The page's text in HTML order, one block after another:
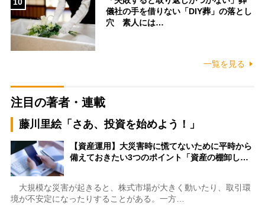
儀社の手を借りない「DIY葬」の落とし
穴 素人には…
一覧を見る
注目の著者・連載
藤川里絵「さあ、投資を始めよう！」
【資産運用】大災害時に慌てないために平時から
備えておきたい3つのポイント「資産の棚卸し…
大規模な災害が起きると、株式市場が大きく動いたり、取引環
境が不安定になったりすることがある。一方…